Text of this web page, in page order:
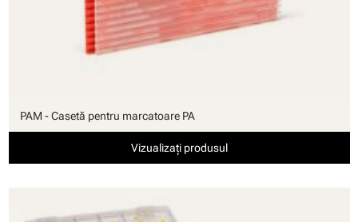
PAM - Casetă pentru marcatoare PA
Vizualizați produsul